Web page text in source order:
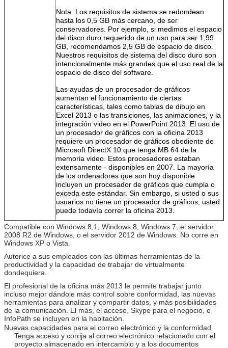
Nota: Los requisitos de sistema se redondean
hasta los 0,5 GB más cercano, de ser
conservadores. Por ejemplo, si medimos el espacio
del disco duro requerido de un uso para ser 1,99
GB, recomendamos 2,5 GB de espacio de disco.
Nuestros requisitos de sistema del disco duro son
intencionalmente más grandes que el uso real de la
espacio de disco del software.
Las ayudas de un procesador de gráficos
aumentan el funcionamiento de ciertas
características, tales como tablas de dibujo en
Excel 2013 o las transiciones, las animaciones, y la
integración video en el PowerPoint 2013. El uso de
un procesador de gráficos con la oficina 2013
requiere un procesador de gráficos obediente de
Microsoft DirectX 10 que tenga MB 64 de la
memoria video. Estos procesadores estaban
extensamente - disponibles en 2007. La mayoría
de los ordenadores que son hoy disponible
incluyen un procesador de gráficos que cumpla o
exceda este estándar. Sin embargo, si usted o sus
usuarios no tiene un procesador de gráficos, usted
puede todavía correr la oficina 2013.
Compatible con Windows 8,1, Windows 8, Windows 7, el servidor
2008 R2 de Windows, o el servidor 2012 de Windows. No corre en
Windows XP o Vista.
Autorice a sus empleados con las últimas herramientas de la
productividad y la capacidad de trabajar de virtualmente
dondequiera.
El profesional de la oficina más 2013 le permite trabajar junto
incluso mejor dándole más control sobre conformidad, las nuevas
herramientas para analizar y compartir datos, y más posibilidades
de la comunicación. El más, el acceso, Skype para el negocio, e
InfoPath se incluyen en la habitación.
Nuevas capacidades para el correo electrónico y la conformidad
Tenga acceso y corrija al correo electrónico relacionado con el
proyecto almacenado en intercambio y a los documentos